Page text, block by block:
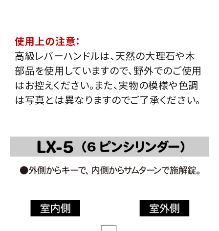
使用上の注意：
高級レバーハンドルは、天然の大理石や木
部品を使用していますので、野外でのご使用
はお控えください。また、実物の模様や色調
は写真とは異なりますのでご了承ください。